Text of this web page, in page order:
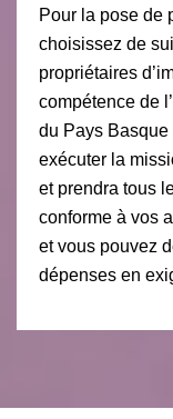
Pour la pose de
choisissez de
propriétaires
compétence de
du Pays Basque
exécuter la
et prendra tous
conforme à vos
et vous pouvez
dépenses en